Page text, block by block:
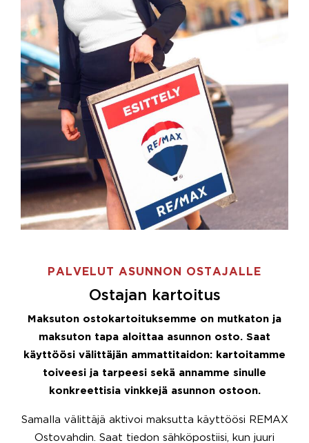
PALVELUT ASUNNON OSTAJALLE
Ostajan kartoitus
Maksuton ostokartoituksemme on mutkaton ja
maksuton tapa aloittaa asunnon osto. Saat
käyttöösi välittäjän ammattitaidon: kartoitamme
toiveesi ja tarpeesi sekä annamme sinulle
konkreettisia vinkkejä asunnon ostoon.
Samalla välittäjä aktivoi maksutta käyttöösi REMAX
Ostovahdin. Saat tiedon sähköpostiisi, kun juuri